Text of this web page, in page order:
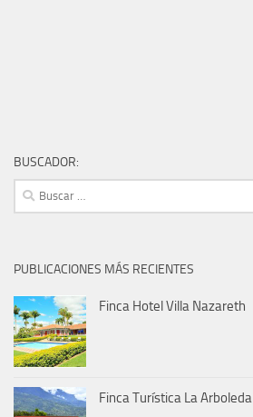
BUSCADOR:
Buscar:
PUBLICACIONES MÁS RECIENTES
Finca Hotel Villa Nazareth
Finca Turística La Arboleda